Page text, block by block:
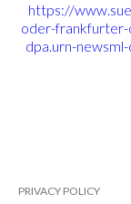
https://
oder-frankfurter-
dpa.urn-
PRIVACY POLICY